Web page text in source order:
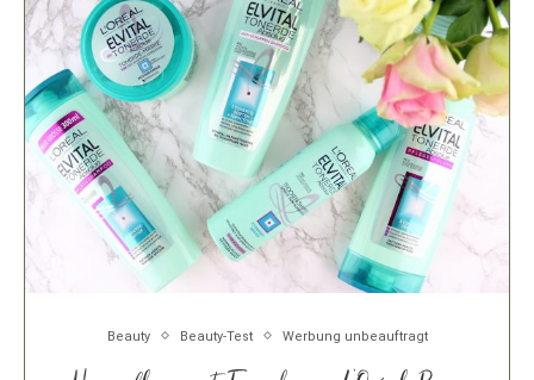
Beauty Beauty-Test Werbung unbeauftragt